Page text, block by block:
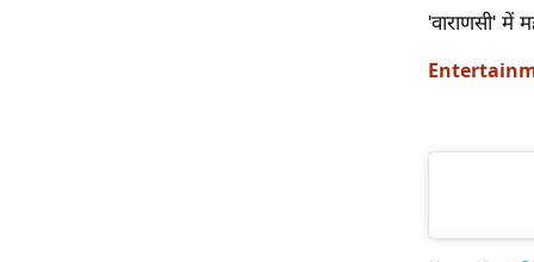
'वाराणसी' में